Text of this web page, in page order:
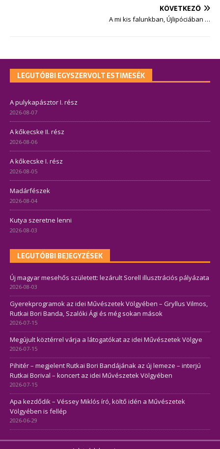
KÖVETKEZŐ
A mi kis falunkban, Újlipóciában …
LEGUTÓBBI EGYSZERVOLT ESTIMESÉK
A pulykapásztor I. rész
2026-08-07
A kőkecske II. rész
2026-08-06
A kőkecske I. rész
2026-08-05
Madárfészek
2026-08-04
Kutya szeretne lenni
2026-08-03
LEGUTÓBBI BEJEGYZÉSEK
Új magyar mesehős született: lezárult Sorell illusztrációs pályázata
2026-08-03
Gyerekprogramok az idei Művészetek Völgyében – Gryllus Vilmos,
Rutkai Bori Banda, Szalóki Ági és még sokan mások
2026-07-15
Megújult köztérrel várja a látogatókat az idei Művészetek Völgye
2026-07-15
Pihitér – megjelent Rutkai Bori Bandájának az új lemeze – interjú
Rutkai Borival – koncert az idei Művészetek Völgyében
2026-07-15
Apa kezdődik – Véssey Miklós író, költő idén a Művészetek
Völgyében is fellép
2026-06-29